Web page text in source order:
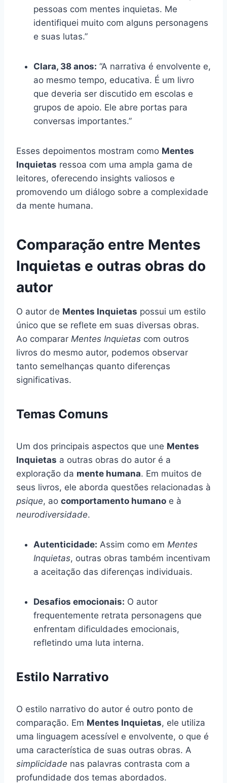
pessoas com mentes inquietas. Me
identifiquei muito com alguns personagens
e suas lutas.”
Clara, 38 anos: “A narrativa é envolvente e,
ao mesmo tempo, educativa. É um livro
que deveria ser discutido em escolas e
grupos de apoio. Ele abre portas para
conversas importantes.”
Esses depoimentos mostram como Mentes
Inquietas ressoa com uma ampla gama de
leitores, oferecendo insights valiosos e
promovendo um diálogo sobre a complexidade
da mente humana.
Comparação entre Mentes
Inquietas e outras obras do
autor
O autor de Mentes Inquietas possui um estilo
único que se reflete em suas diversas obras.
Ao comparar Mentes Inquietas com outros
livros do mesmo autor, podemos observar
tanto semelhanças quanto diferenças
significativas.
Temas Comuns
Um dos principais aspectos que une Mentes
Inquietas a outras obras do autor é a
exploração da mente humana. Em muitos de
seus livros, ele aborda questões relacionadas à
psique, ao comportamento humano e à
neurodiversidade.
Autenticidade: Assim como em Mentes
Inquietas, outras obras também incentivam
a aceitação das diferenças individuais.
Desafios emocionais: O autor
frequentemente retrata personagens que
enfrentam dificuldades emocionais,
refletindo uma luta interna.
Estilo Narrativo
O estilo narrativo do autor é outro ponto de
comparação. Em Mentes Inquietas, ele utiliza
uma linguagem acessível e envolvente, o que é
uma característica de suas outras obras. A
simplicidade nas palavras contrasta com a
profundidade dos temas abordados.